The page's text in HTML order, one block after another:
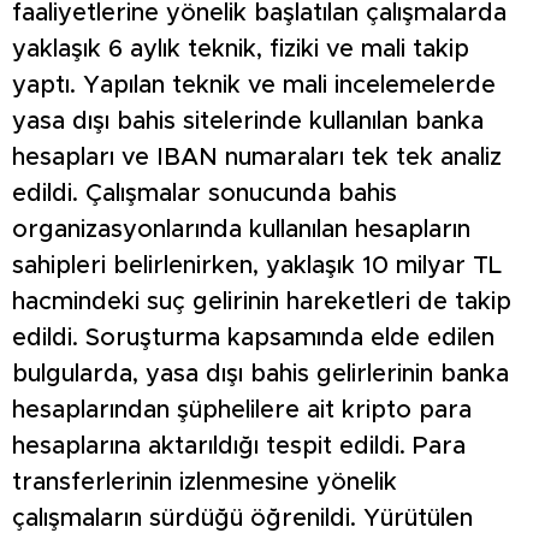
faaliyetlerine yönelik başlatılan çalışmalarda
yaklaşık 6 aylık teknik, fiziki ve mali takip
yaptı. Yapılan teknik ve mali incelemelerde
yasa dışı bahis sitelerinde kullanılan banka
hesapları ve IBAN numaraları tek tek analiz
edildi. Çalışmalar sonucunda bahis
organizasyonlarında kullanılan hesapların
sahipleri belirlenirken, yaklaşık 10 milyar TL
hacmindeki suç gelirinin hareketleri de takip
edildi. Soruşturma kapsamında elde edilen
bulgularda, yasa dışı bahis gelirlerinin banka
hesaplarından şüphelilere ait kripto para
hesaplarına aktarıldığı tespit edildi. Para
transferlerinin izlenmesine yönelik
çalışmaların sürdüğü öğrenildi. Yürütülen